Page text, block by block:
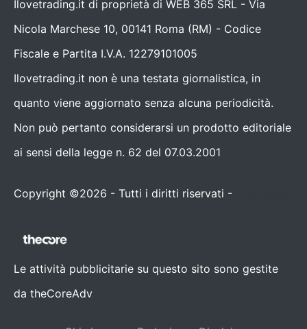
Ilovetrading.it di proprietà di WEB 365 SRL - Via
Nicola Marchese 10, 00141 Roma (RM) - Codice
Fiscale e Partita I.V.A. 12279101005
Ilovetrading.it non è una testata giornalistica, in
quanto viene aggiornato senza alcuna periodicità.
Non può pertanto considerarsi un prodotto editoriale
ai sensi della legge n. 62 del 07.03.2001
Copyright ©2026 - Tutti i diritti riservati -
Le attività pubblicitarie su questo sito sono gestite
da theCoreAdv